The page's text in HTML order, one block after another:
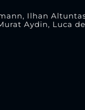
Ilhan
Aydin, Luca